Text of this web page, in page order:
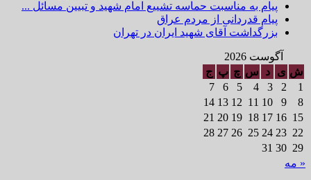
پیام به مناسبت حماسه تشییع امام شهید و تبیین مسائل ...
پیام قدردانی از مردم عراق
بزرگداشت آقای شهید ایران در تهران
آگوست 2026
ش ی د س چ پ ج
1
2
3
4
5
6
7
8
9
10
11
12
13
14
15
16
17
18
19
20
21
22
23
24
25
26
27
28
29
30
31
« مه